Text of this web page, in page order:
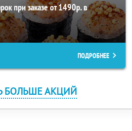
при заказе от 1490р. в
ПОДРОБНЕЕ
БОЛЬШЕ АКЦИЙ